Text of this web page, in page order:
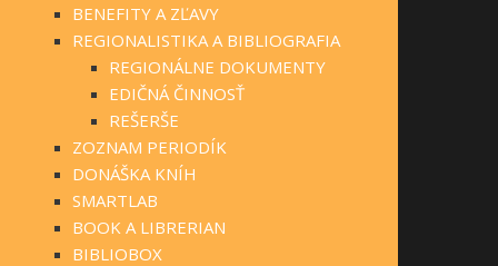
BENEFITY A ZĽAVY
REGIONALISTIKA A BIBLIOGRAFIA
REGIONÁLNE DOKUMENTY
EDIČNÁ ČINNOSŤ
REŠERŠE
ZOZNAM PERIODÍK
DONÁŠKA KNÍH
SMARTLAB
BOOK A LIBRERIAN
BIBLIOBOX